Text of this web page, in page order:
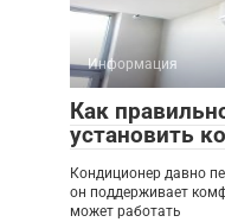
Информация
Как
установить
Кондиционер давно
он поддерживает
может работать